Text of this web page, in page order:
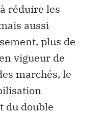
réduire les
aussi
plus de
vigueur de
marchés, le
du double